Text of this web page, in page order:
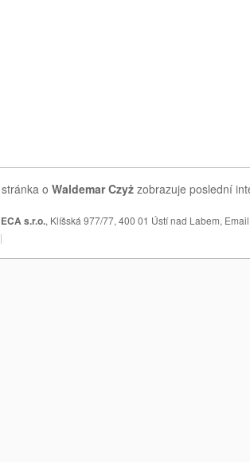
o Waldemar Czyż zobrazuje poslední
s.r.o., Klíšská 977/77, 400 01 Ústí nad Labem,
|